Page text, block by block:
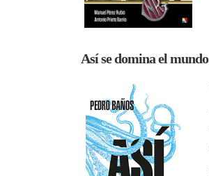
Así se domina el mundo